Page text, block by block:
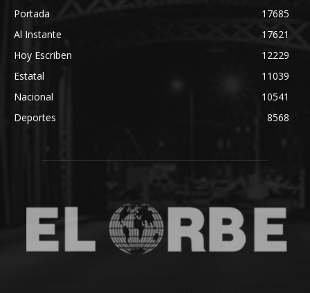
Portada
17685
Al Instante
17621
Hoy Escriben
12229
Estatal
11039
Nacional
10541
Deportes
8568